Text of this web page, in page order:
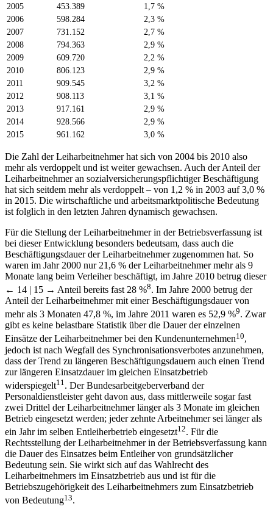
2005
453.389
1,7 %
2006
598.284
2,3 %
2007
731.152
2,7 %
2008
794.363
2,9 %
2009
609.720
2,2 %
2010
806.123
2,9 %
2011
909.545
3,2 %
2012
908.113
3,1 %
2013
917.161
2,9 %
2014
928.566
2,9 %
2015
961.162 3,0 %
Die Zahl der Leiharbeitnehmer hat sich von 2004 bis 2010 also
mehr als verdoppelt und ist weiter gewachsen. Auch der Anteil der
Leiharbeitnehmer an sozialversicherungspflichtiger Beschäftigung
hat sich seitdem mehr als verdoppelt – von 1,2 % in 2003 auf 3,0 %
in 2015. Die wirtschaftliche und arbeitsmarktpolitische Bedeutung
ist folglich in den letzten Jahren dynamisch gewachsen.
Für die Stellung der Leiharbeitnehmer in der Betriebsverfassung ist
bei dieser Entwicklung besonders bedeutsam, dass auch die
Beschäftigungsdauer der Leiharbeitnehmer zugenommen hat. So
waren im Jahr 2000 nur 21,6 % der Leiharbeitnehmer mehr als 9
Monate lang beim Verleiher beschäftigt, im Jahre 2010 betrug dieser
← 14 | 15 → Anteil bereits fast 28 %8. Im Jahre 2000 betrug der
Anteil der Leiharbeitnehmer mit einer Beschäftigungsdauer von
mehr als 3 Monaten 47,8 %, im Jahre 2011 waren es 52,9 %9. Zwar
gibt es keine belastbare Statistik über die Dauer der einzelnen
Einsätze der Leiharbeitnehmer bei den Kundenunternehmen10,
jedoch ist nach Wegfall des Synchronisationsverbotes anzunehmen,
dass der Trend zu längeren Beschäftigungsdauern auch einen Trend
zur längeren Einsatzdauer im gleichen Einsatzbetrieb
widerspiegelt11 . Der Bundesarbeitgeberverband der
Personaldienstleister geht davon aus, dass mittlerweile sogar fast
zwei Drittel der Leiharbeitnehmer länger als 3 Monate im gleichen
Betrieb eingesetzt werden; jeder zehnte Arbeitnehmer sei länger als
ein Jahr im selben Entleiherbetrieb eingesetzt12. Für die
Rechtsstellung der Leiharbeitnehmer in der Betriebsverfassung kann
die Dauer des Einsatzes beim Entleiher von grundsätzlicher
Bedeutung sein. Sie wirkt sich auf das Wahlrecht des
Leiharbeitnehmers im Einsatzbetrieb aus und ist für die
Betriebszugehörigkeit des Leiharbeitnehmers zum Einsatzbetrieb
von Bedeutung13.